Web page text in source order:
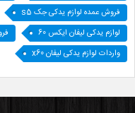
فروش عمده لوازم یدکی جک s5
لوازم یدکی لیفان ایکس 60
واردات لوازم یدکی لیفان x60